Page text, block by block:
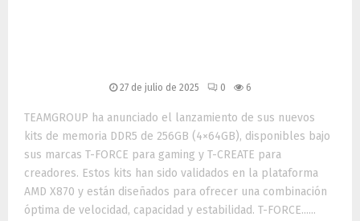
27 de julio de 2025 0 6
TEAMGROUP ha anunciado el lanzamiento de sus nuevos
kits de memoria DDR5 de 256GB (4×64GB), disponibles bajo
sus marcas T-FORCE para gaming y T-CREATE para
creadores. Estos kits han sido validados en la plataforma
AMD X870 y están diseñados para ofrecer una combinación
óptima de velocidad, capacidad y estabilidad. T-FORCE......